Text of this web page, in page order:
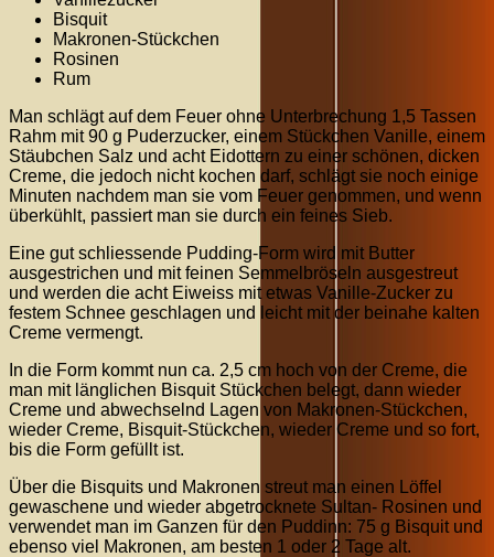
Bisquit
Makronen-Stückchen
Rosinen
Rum
Man schlägt auf dem Feuer ohne Unterbrechung 1,5 Tassen
Rahm mit 90 g Puderzucker, einem Stückchen Vanille, einem
Stäubchen Salz und acht Eidottern zu einer schönen, dicken
Creme, die jedoch nicht kochen darf, schlägt sie noch einige
Minuten nachdem man sie vom Feuer genommen, und wenn
überkühlt, passiert man sie durch ein feines Sieb.
Eine gut schliessende Pudding-Form wird mit Butter
ausgestrichen und mit feinen Semmelbröseln ausgestreut
und werden die acht Eiweiss mit etwas Vanille-Zucker zu
festem Schnee geschlagen und leicht mit der beinahe kalten
Creme vermengt.
In die Form kommt nun ca. 2,5 cm hoch von der Creme, die
man mit länglichen Bisquit Stückchen belegt, dann wieder
Creme und abwechselnd Lagen von Makronen-Stückchen,
wieder Creme, Bisquit-Stückchen, wieder Creme und so fort,
bis die Form gefüllt ist.
Über die Bisquits und Makronen streut man einen Löffel
gewaschene und wieder abgetrocknete Sultan- Rosinen und
verwendet man im Ganzen für den Puddinn: 75 g Bisquit und
ebenso viel Makronen, am besten 1 oder 2 Tage alt.